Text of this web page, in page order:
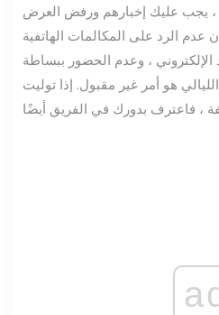
يجب عليك إخبارهم ورفض العرض
عدم الرد على المكالمات الهاتفية
الإلكتروني ، وعدم الحضور ببساطة
هو أمر غير مقبول. إذا توليت